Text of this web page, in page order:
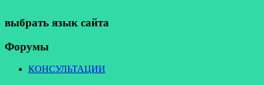
выбрать язык сайта
Форумы
КОНСУЛЬТАЦИИ